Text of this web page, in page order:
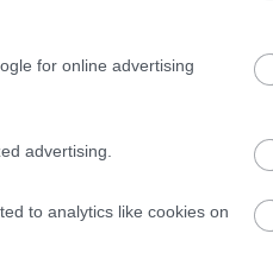
for online advertising
advertising.
to analytics like cookies on
acque interne.